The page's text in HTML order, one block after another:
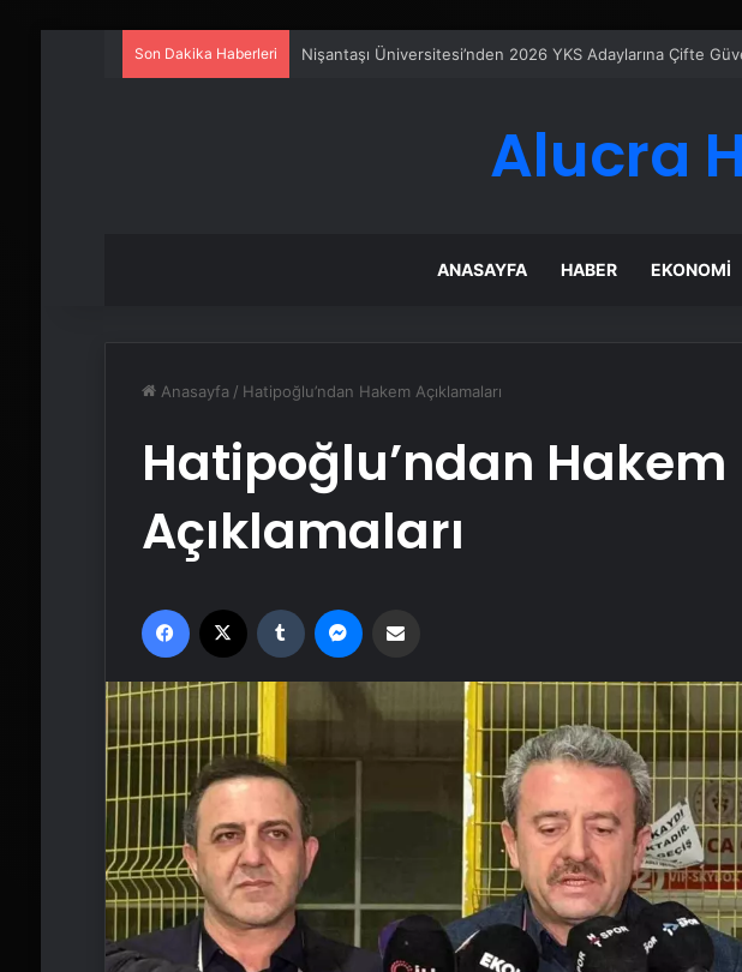
Son Dakika Haberleri Serjoy : Dijital Medya Ajansı, Google Reklam Ajansı, SEO
Alucra
ANASAYFA HABER EKONOMI
Anasayfa / Hatipoğlu’ndan Hakem Açıklamaları
Hatipoğlu’ndan Hakem
Açıklamaları
Facebook Tumblr